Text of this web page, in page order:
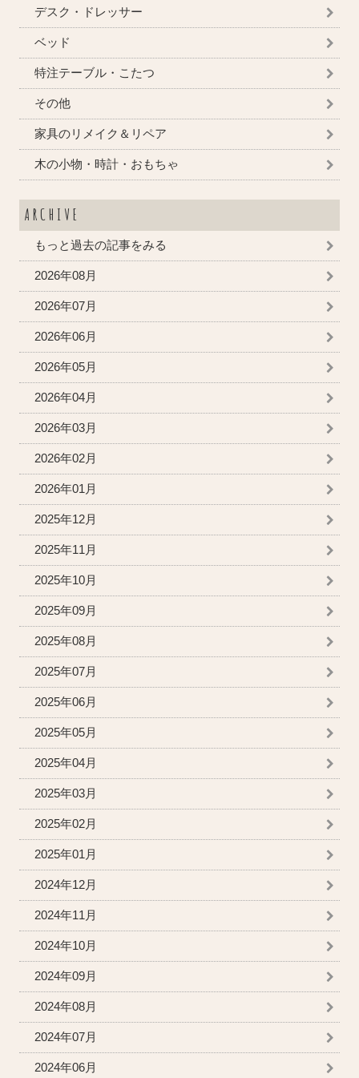
デスク・ドレッサー
ベッド
特注テーブル・こたつ
その他
家具のリメイク＆リペア
木の小物・時計・おもちゃ
ARCHIVE
もっと過去の記事をみる
2026年08月
2026年07月
2026年06月
2026年05月
2026年04月
2026年03月
2026年02月
2026年01月
2025年12月
2025年11月
2025年10月
2025年09月
2025年08月
2025年07月
2025年06月
2025年05月
2025年04月
2025年03月
2025年02月
2025年01月
2024年12月
2024年11月
2024年10月
2024年09月
2024年08月
2024年07月
2024年06月